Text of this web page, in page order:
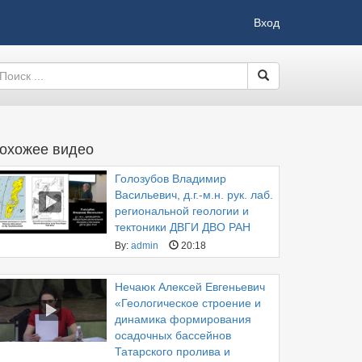
Вход
видео
Голозубов Владимир
Васильевич, д.г.-м.н. рук. лаб.
региональной геологии и
тектоники ДВГИ ДВО РАН
By: admin 20:18
Нечаюк Алексей Евгеньевич
«Геологическое строение и
динамика формирования
осадочных бассейнов
Татарского пролива и